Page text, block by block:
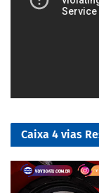
Caixa 4 vias